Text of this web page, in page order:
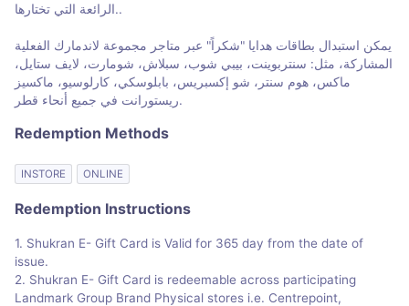
الرائعة التي تختارها..
يمكن استبدال بطاقات هدايا "شكراً" عبر متاجر مجموعة لاندمارك الفعلية
المشاركة، مثل: سنتربوينت، بيبي شوب، سبلاش، شومارت، لايف ستايل،
ماكس، هوم سنتر، شو إكسبريس، بابلوسكي، كارلوسيو، ماكسيز
ريستورانت في جميع أنحاء قطر.
Redemption Methods
INSTORE ONLINE
Redemption Instructions
1. Shukran E- Gift Card is Valid for 365 day from the date of
issue.
2. Shukran E- Gift Card is redeemable across participating
Landmark Group Brand Physical stores i.e. Centrepoint,